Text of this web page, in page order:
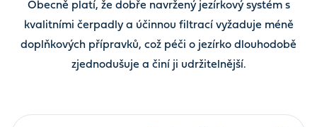
Obecně platí, že dobře navržený jezírkový systém s
kvalitními čerpadly a účinnou filtrací vyžaduje méně
doplňkových přípravků, což péči o jezírko dlouhodobě
zjednodušuje a činí ji udržitelnější.